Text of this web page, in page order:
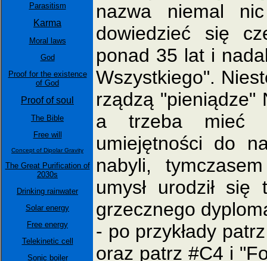
Parasitism
Karma
Moral laws
God
Proof for the existence
of God
Proof of soul
The Bible
Free will
Concept of Dipolar Gravity
The Great Purification of
2030s
Drinking rainwater
Solar energy
Free energy
Telekinetic cell
Sonic boiler
nazwa niemal
dowiedzieć się
ponad 35 lat i
Wszystkiego".
rządzą "pieniądze"
a trzeba mieć
umiejętności do
nabyli,
umysł urodził
grzecznego
- po przykłady
oraz patrz #C4 i